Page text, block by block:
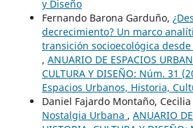
y Diseño
Fernando Barona Garduño,
decrecimiento? Un marco
transición socioecológica
, ANUARIO DE ESPACIOS
CULTURA Y DISEÑO: Núm. 31
Espacios Urbanos, Historia,
Daniel Fajardo Montaño,
Nostalgia Urbana , ANUARIO